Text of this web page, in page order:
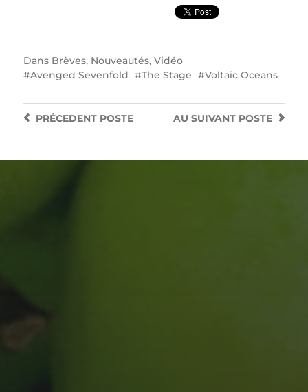
Dans Brèves, Nouveautés, Vidéo
Avenged Sevenfold
The Stage Voltaic Oceans
AU SUIVANT POSTE
PRÉCEDENTPOSTE